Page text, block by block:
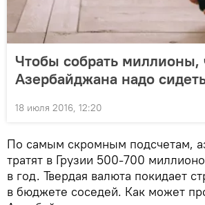
Чтобы собрать миллионы,
Азербайджана надо
18 июля 2016, 12:20
По самым скромным подсчетам,
тратят в Грузии 500-700
в год. Твердая валюта покидает
в бюджете соседей. Как может